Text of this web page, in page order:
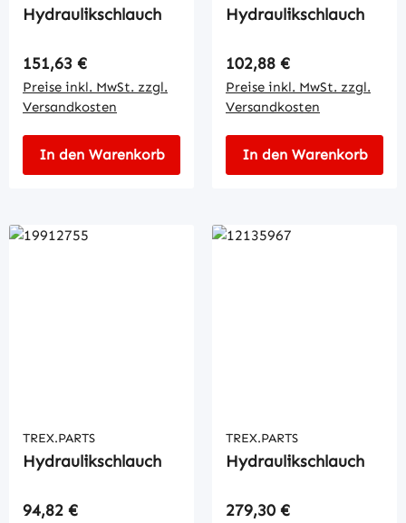
Hydraulikschlauch
Regulärer Preis:
151,63 €
Preise inkl. MwSt. zzgl.
Versandkosten
In den Warenkorb
Hydraulikschlauch
Regulärer Preis:
102,88 €
Preise inkl. MwSt. zzgl.
Versandkosten
In den Warenkorb
TREX.PARTS
Hydraulikschlauch
Regulärer Preis:
94,82 €
TREX.PARTS
Hydraulikschlauch
Regulärer Preis:
279,30 €